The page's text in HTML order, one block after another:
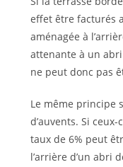
effet être facturés
aménagée à
attenante à un
ne peut donc pas
Le même principe
d’auvents. Si
taux de 6% peut
l’arrière d’un abri